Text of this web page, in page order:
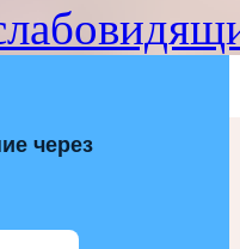
через